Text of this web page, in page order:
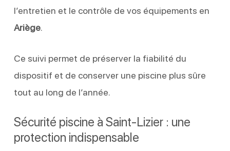
l’entretien et le contrôle de vos équipements en
Ariège.
Ce suivi permet de préserver la fiabilité du
dispositif et de conserver une piscine plus sûre
tout au long de l’année.
Sécurité piscine à Saint-Lizier : une
protection indispensable